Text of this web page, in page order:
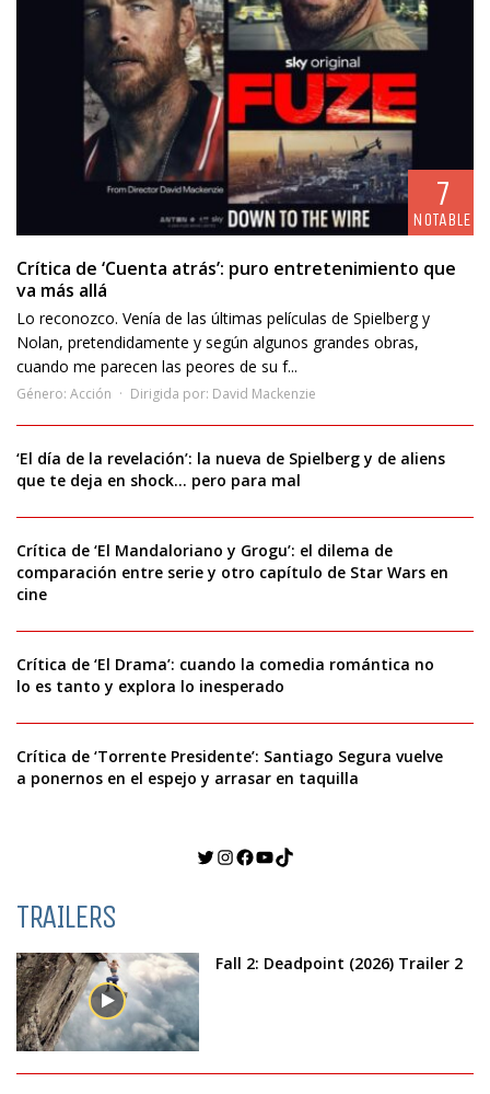
7
NOTABLE
Crítica de ‘Cuenta atrás’: puro entretenimiento que
va más allá
Lo reconozco. Venía de las últimas películas de Spielberg y
Nolan, pretendidamente y según algunos grandes obras,
cuando me parecen las peores de su f...
Género: Acción Dirigida por: David Mackenzie
‘El día de la revelación’: la nueva de Spielberg y de aliens
que te deja en shock… pero para mal
Crítica de ‘El Mandaloriano y Grogu’: el dilema de
comparación entre serie y otro capítulo de Star Wars en
cine
Crítica de ‘El Drama’: cuando la comedia romántica no
lo es tanto y explora lo inesperado
Crítica de ‘Torrente Presidente’: Santiago Segura vuelve
a ponernos en el espejo y arrasar en taquilla
Twitter
Instagram
Facebook
YouTube
TikTok
TRAILERS
Fall 2: Deadpoint (2026) Trailer 2